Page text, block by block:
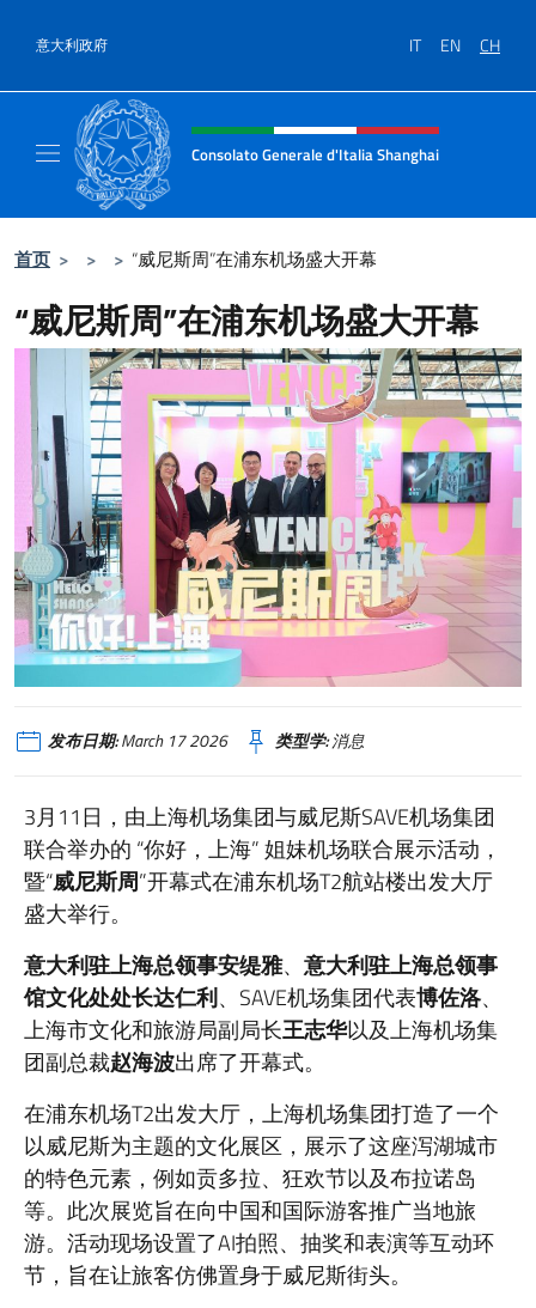
意大利政府 IT EN CH
标题站点、社交和菜单
Consolato Generale d'Italia Shanghai
首页 > > > “威尼斯周”在浦东机场盛大开幕
“威尼斯周”在浦东机场盛大开幕
发布日期:March 17 2026 类型学:消息
3月11日，由上海机场集团与威尼斯SAVE机场集团
联合举办的 “你好，上海” 姐妹机场联合展示活动，
暨“威尼斯周”开幕式在浦东机场T2航站楼出发大厅
盛大举行。
意大利驻上海总领事安缇雅、 意大利驻上海总领事
馆文化处处长达仁利、SAVE机场集团代表博佐洛、
上海市文化和旅游局副局长王志华以及上海机场集
团副总裁赵海波出席了开幕式。
在浦东机场T2出发大厅，上海机场集团打造了一个
以威尼斯为主题的文化展区，展示了这座泻湖城市
的特色元素，例如贡多拉、狂欢节以及布拉诺岛
等。此次展览旨在向中国和国际游客推广当地旅
游。活动现场设置了AI拍照、抽奖和表演等互动环
节，旨在让旅客仿佛置身于威尼斯街头。